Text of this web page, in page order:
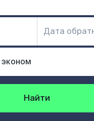
Найти